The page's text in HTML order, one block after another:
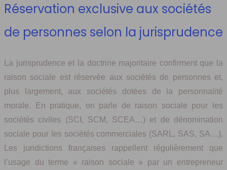
Réservation exclusive aux sociétés
de personnes selon la jurisprudence
La jurisprudence et la doctrine majoritaire confirment que la
raison sociale est réservée aux sociétés de personnes et,
plus largement, aux sociétés dotées de la personnalité
morale. En pratique, on parle de raison sociale pour les
sociétés civiles (SCI, SCM, SCEA…) et de dénomination
sociale pour les sociétés commerciales (SARL, SAS, SA…).
Les juridictions françaises rappellent régulièrement que
l’usage du terme « raison sociale » par un entrepreneur